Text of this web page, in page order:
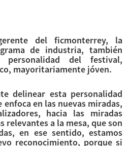
del ficmonterrey, la
de industria, también
del festival,
mayoritariamente jóven.
delinear esta personalidad
en las nuevas miradas,
hacia las miradas
relevantes a la mesa, que son
en ese sentido, estamos
reconocimiento, porque si